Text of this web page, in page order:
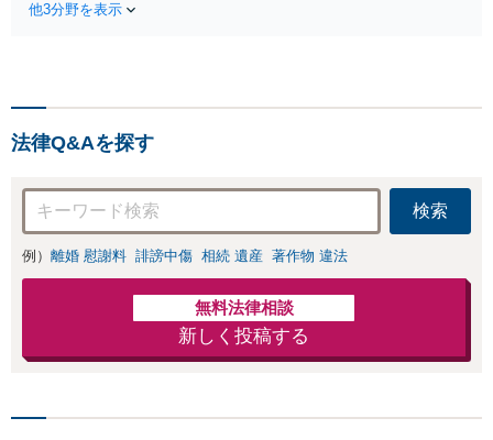
他3分野を表示
法律Q&Aを探す
検索
例） 離婚 慰謝料 誹謗中傷 相続 遺産 著作物 違法
無料法律相談
新しく投稿する